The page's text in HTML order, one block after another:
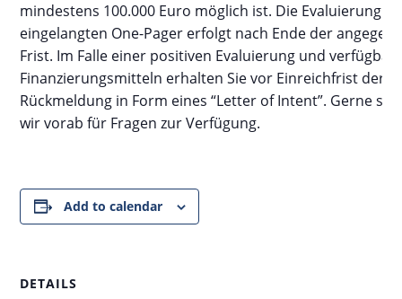
mindestens 100.000 Euro möglich ist. Die Evaluierung
eingelangten One-Pager erfolgt nach Ende der
Frist. Im Falle einer positiven Evaluierung und
Finanzierungsmitteln erhalten Sie vor Einreichfrist der
Rückmeldung in Form eines “Letter of Intent”. Gerne
wir vorab für Fragen zur Verfügung.
Add to calendar
DETAILS